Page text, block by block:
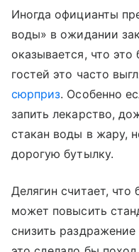
Иногда официанты
воды» в ожидании
оказывается, что это
гостей это часто
сюрприз. Особенно
запить лекарство,
стакан воды в жару,
дорогую бутылку.
Делягин считает, что
может повысить
снизить